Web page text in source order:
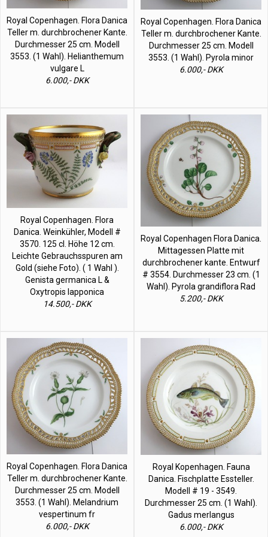
Royal Copenhagen. Flora Danica
Teller m. durchbrochener Kante.
Durchmesser 25 cm. Modell
3553. (1 Wahl). Helianthemum
vulgare L
6.000,- DKK
Royal Copenhagen. Flora Danica
Teller m. durchbrochener Kante.
Durchmesser 25 cm. Modell
3553. (1 Wahl). Pyrola minor
6.000,- DKK
Royal Copenhagen. Flora
Danica. Weinkühler, Modell #
3570. 125 cl. Höhe 12 cm.
Leichte Gebrauchsspuren am
Gold (siehe Foto). ( 1 Wahl ).
Genista germanica L &
Oxytropis lapponica
14.500,- DKK
Royal Copenhagen Flora Danica.
Mittagessen Platte mit
durchbrochener kante. Entwurf
# 3554. Durchmesser 23 cm. (1
Wahl). Pyrola grandiflora Rad
5.200,- DKK
Royal Copenhagen. Flora Danica
Teller m. durchbrochener Kante.
Durchmesser 25 cm. Modell
3553. (1 Wahl). Melandrium
vespertinum fr
6.000,- DKK
Royal Kopenhagen. Fauna
Danica. Fischplatte Essteller.
Modell # 19 - 3549.
Durchmesser 25 cm. (1 Wahl).
Gadus merlangus
6.000,- DKK